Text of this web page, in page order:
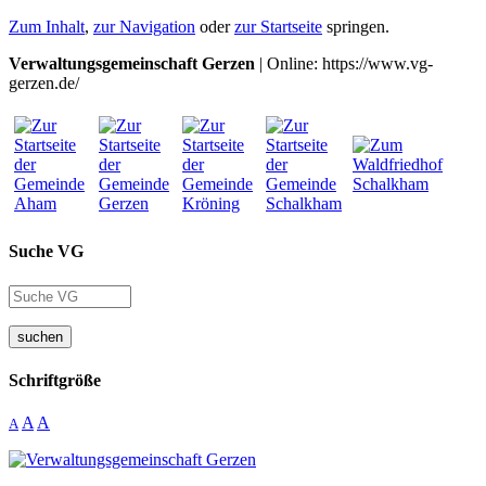
Zum Inhalt, zur Navigation oderzur Startseite springen.
Verwaltungsgemeinschaft Gerzen | Online: https://www.vg-
gerzen.de/
Suche VG
suchen
Schriftgröße
A A A